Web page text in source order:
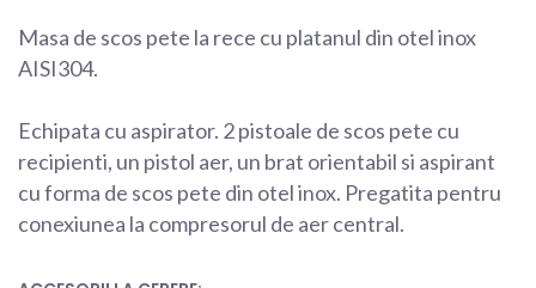
Masa de scos pete la rece cu platanul din otel inox
AISI304.
Echipata cu aspirator. 2 pistoale de scos pete cu
recipienti, un pistol aer, un brat orientabil si aspirant
cu forma de scos pete din otel inox. Pregatita pentru
conexiunea la compresorul de aer central.